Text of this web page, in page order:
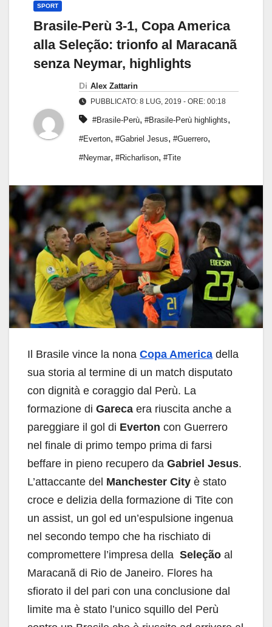
SPORT
Brasile-Perù 3-1, Copa America
alla Seleção: trionfo al Maracanã
senza Neymar, highlights
Di Alex Zattarin
PUBBLICATO: 8 LUG, 2019 - ORE: 00:18
#Brasile-Perù, #Brasile-Perù highlights,
#Everton, #Gabriel Jesus, #Guerrero,
#Neymar, #Richarlison, #Tite
Il Brasile vince la nona Copa America della
sua storia al termine di un match disputato
con dignità e coraggio dal Perù. La
formazione di Gareca era riuscita anche a
pareggiare il gol di Everton con Guerrero
nel finale di primo tempo prima di farsi
beffare in pieno recupero da Gabriel Jesus.
L’attaccante del Manchester City è stato
croce e delizia della formazione di Tite con
un assist, un gol ed un’espulsione ingenua
nel secondo tempo che ha rischiato di
compromettere l’impresa della Seleção al
Maracanã di Rio de Janeiro. Flores ha
sfiorato il del pari con una conclusione dal
limite ma è stato l’unico squillo del Perù